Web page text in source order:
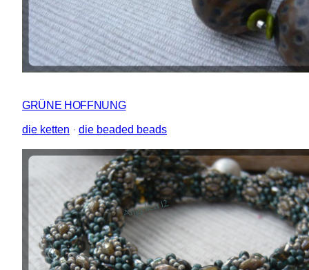
GRÜNE HOFFNUNG
die ketten · die beaded beads